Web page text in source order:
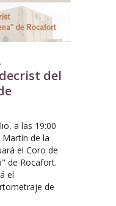
del
a las 19:00
Martín de la
el Coro de
de Rocafort.
el
de